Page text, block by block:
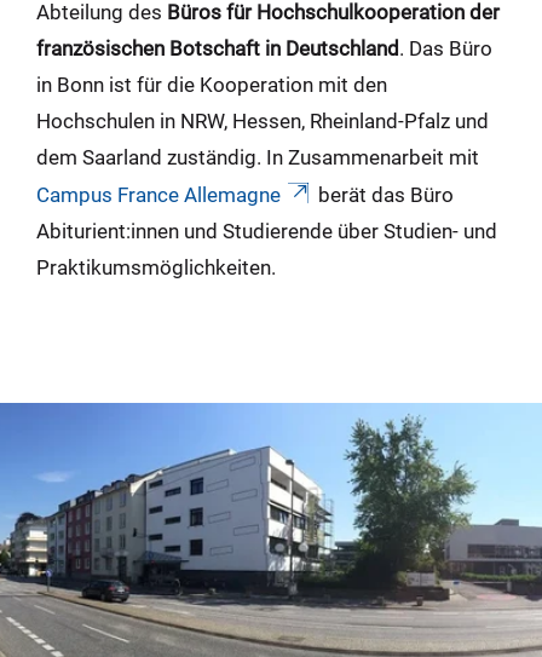
Abteilung des Büros für Hochschulkooperation der
französischen Botschaft in Deutschland . Das Büro
in Bonn ist für die Kooperation mit den
Hochschulen in NRW, Hessen, Rheinland-Pfalz und
dem Saarland zuständig. In Zusammenarbeit mit
Campus France Allemagne
berät das Büro
Abiturient:innen und Studierende über Studien- und
Praktikumsmöglichkeiten.